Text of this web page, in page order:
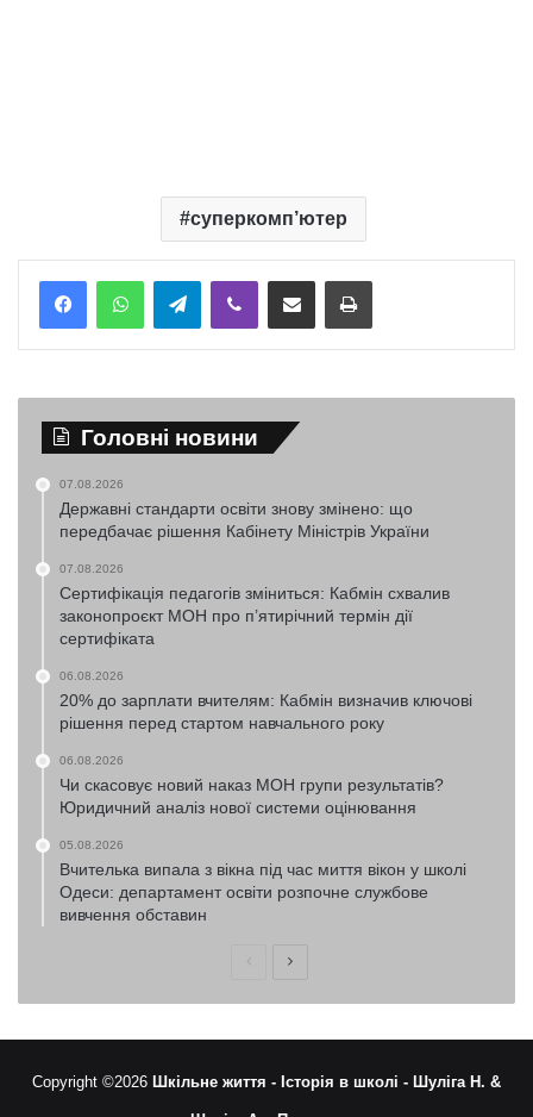
суперкомп’ютер
TelegramViber Надіслати електронною поштоюНадрукувати
Головні новини
07.08.2026
Державні стандарти освіти знову змінено: що
передбачає рішення Кабінету Міністрів України
07.08.2026
Сертифікація педагогів зміниться: Кабмін схвалив
законопроєкт МОН про п’ятирічний термін дії
сертифіката
06.08.2026
20% до зарплати вчителям: Кабмін визначив ключові
рішення перед стартом навчального року
06.08.2026
Чи скасовує новий наказ МОН групи результатів?
Юридичний аналіз нової системи оцінювання
05.08.2026
Вчителька випала з вікна під час миття вікон у школі
Одеси: департамент освіти розпочне службове
вивчення обставин
ПопередняНаступна
Copyright ©2026 Шкільне життя - Історія в школі - Шуліга Н. &